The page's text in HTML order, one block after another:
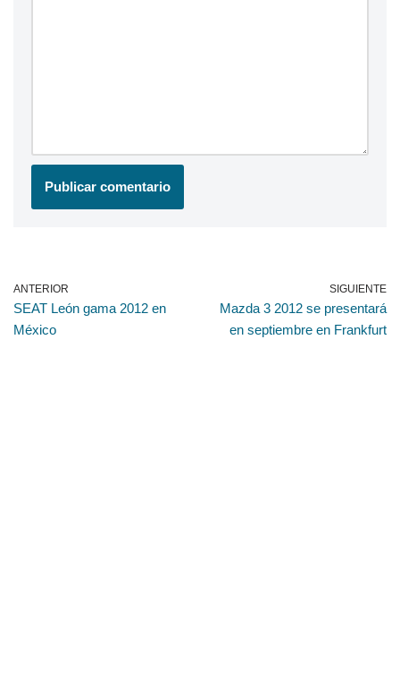
ANTERIOR
SEAT León gama 2012 en
México
SIGUIENTE
Mazda 3 2012 se presentará
en septiembre en Frankfurt